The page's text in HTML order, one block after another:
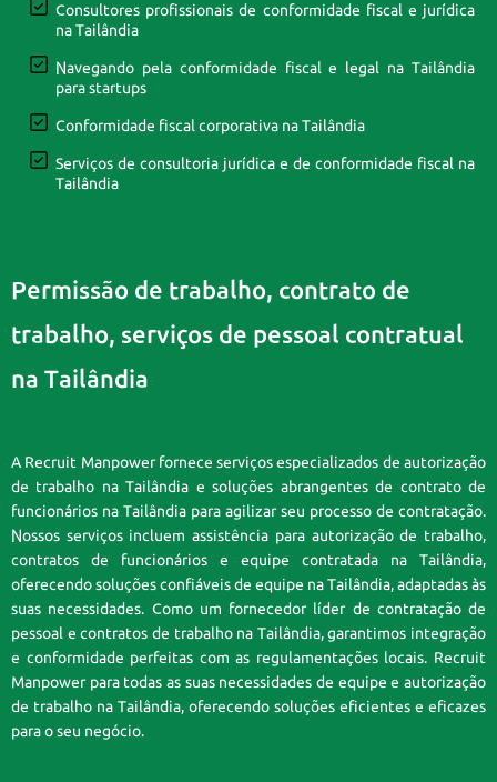
Consultores profissionais de conformidade fiscal e jurídica
na Tailândia
Navegando pela conformidade fiscal e legal na Tailândia
para startups
Conformidade fiscal corporativa na Tailândia
Serviços de consultoria jurídica e de conformidade fiscal na
Tailândia
Permissão de trabalho, contrato de
trabalho, serviços de pessoal contratual
na Tailândia
A Recruit Manpower fornece serviços especializados de autorização
de trabalho na Tailândia e soluções abrangentes de contrato de
funcionários na Tailândia para agilizar seu processo de contratação.
Nossos serviços incluem assistência para autorização de trabalho,
contratos de funcionários e equipe contratada na Tailândia,
oferecendo soluções confiáveis de equipe na Tailândia, adaptadas às
suas necessidades. Como um fornecedor líder de contratação de
pessoal e contratos de trabalho na Tailândia, garantimos integração
e conformidade perfeitas com as regulamentações locais. Recruit
Manpower para todas as suas necessidades de equipe e autorização
de trabalho na Tailândia, oferecendo soluções eficientes e eficazes
para o seu negócio.